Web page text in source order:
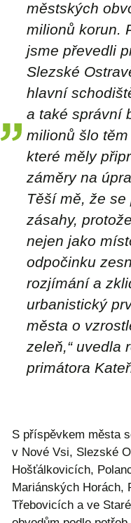
městských
milionů korun.
jsme převedli
Slezské
hlavní
a také správní
milionů šlo
které měly
záměry na
Těší mě, že
zásahy,
nejen jako
odpočinku
rozjímání a
urbanistický
města o
zeleň,“ uvedla
primátora
S příspěvkem města
v Nové Vsi, Slezské
Hošťálkovicích,
Mariánských Horách,
Třebovicích a ve